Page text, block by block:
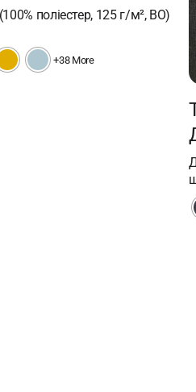
поліестер, 125 г/м², ВО)
+38 More